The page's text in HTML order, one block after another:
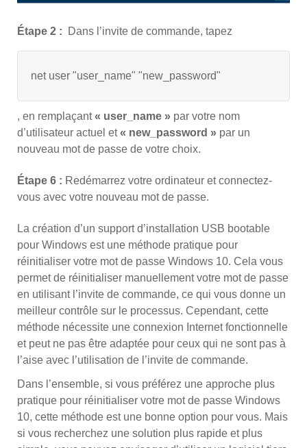
Étape 2 : Dans l’invite de commande, tapez
net user "user_name" "new_password"
, en remplaçant« user_name » par votre nom
d’utilisateur actuel et« new_password » par un
nouveau mot de passe de votre choix.
Étape 6 : Redémarrez votre ordinateur et connectez-
vous avec votre nouveau mot de passe.
La création d’un support d’installation USB bootable
pour Windows est une méthode pratique pour
réinitialiser votre mot de passe Windows 10. Cela vous
permet de réinitialiser manuellement votre mot de passe
en utilisant l’invite de commande, ce qui vous donne un
meilleur contrôle sur le processus. Cependant, cette
méthode nécessite une connexion Internet fonctionnelle
et peut ne pas être adaptée pour ceux qui ne sont pas à
l’aise avec l’utilisation de l’invite de commande.
Dans l’ensemble, si vous préférez une approche plus
pratique pour réinitialiser votre mot de passe Windows
10, cette méthode est une bonne option pour vous. Mais
si vous recherchez une solution plus rapide et plus